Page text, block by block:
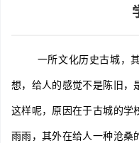
一所文化历史古城，
想，给人的感觉不是陈旧，
这样呢，原因在于古城的学
雨雨，其外在给人一种沧桑